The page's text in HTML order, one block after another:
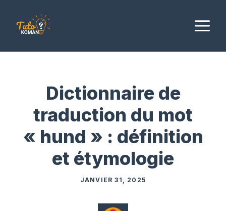
contenu
Dictionnaire de
traduction du mot
« hund » : définition
et étymologie
JANVIER 31, 2025